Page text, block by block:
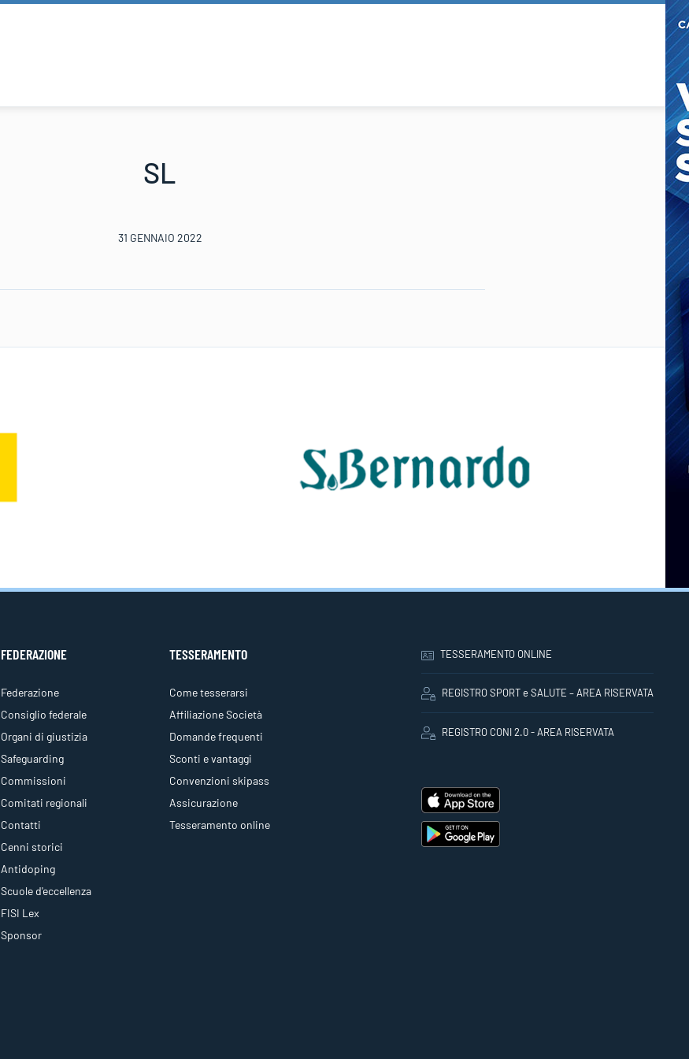
SL
31 GENNAIO 2022
FEDERAZIONE
Federazione
Consiglio federale
Organi di giustizia
Safeguarding
Commissioni
Comitati regionali
Contatti
Cenni storici
Antidoping
Scuole d'eccellenza
FISI Lex
Sponsor
TESSERAMENTO
Come tesserarsi
Affiliazione Società
Domande frequenti
Sconti e vantaggi
Convenzioni skipass
Assicurazione
Tesseramento online
TESSERAMENTO ONLINE
REGISTRO SPORT e SALUTE – AREA RISERVATA
REGISTRO CONI 2.0 - AREA RISERVATA